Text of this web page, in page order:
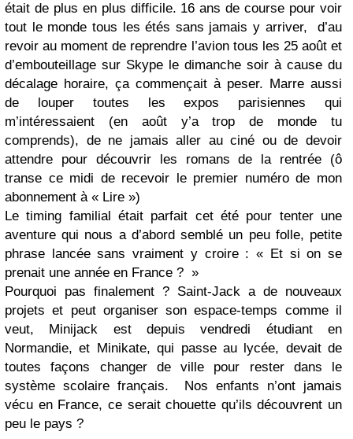
était de plus en plus difficile. 16 ans de course pour voir
tout le monde tous les étés sans jamais y arriver, d’au
revoir au moment de reprendre l’avion tous les 25 août et
d’embouteillage sur Skype le dimanche soir à cause du
décalage horaire, ça commençait à peser. Marre aussi
de louper toutes les expos parisiennes qui
m’intéressaient (en août y’a trop de monde tu
comprends), de ne jamais aller au ciné ou de devoir
attendre pour découvrir les romans de la rentrée (ô
transe ce midi de recevoir le premier numéro de mon
abonnement à « Lire »)
Le timing familial était parfait cet été pour tenter une
aventure qui nous a d’abord semblé un peu folle, petite
phrase lancée sans vraiment y croire : « Et si on se
prenait une année en France ? »
Pourquoi pas finalement ? Saint-Jack a de nouveaux
projets et peut organiser son espace-temps comme il
veut, Minijack est depuis vendredi étudiant en
Normandie, et Minikate, qui passe au lycée, devait de
toutes façons changer de ville pour rester dans le
système scolaire français. Nos enfants n’ont jamais
vécu en France, ce serait chouette qu’ils découvrent un
peu le pays ?